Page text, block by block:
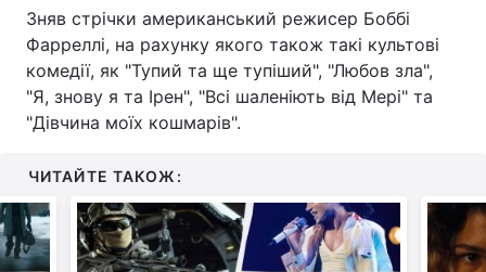
Зняв стрічки американський режисер Боббі
Фарреллі, на рахунку якого також такі культові
комедії, як "Тупий та ще тупіший", "Любов зла",
"Я, знову я та Ірен", "Всі шаленіють від Мері" та
"Дівчина моїх кошмарів".
ЧИТАЙТЕ ТАКОЖ: